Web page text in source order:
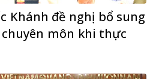
Khánh đề nghị bổ sung
môn khi thực